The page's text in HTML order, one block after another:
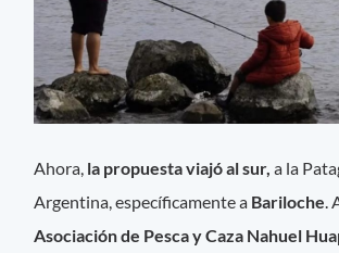
Ahora, la propuesta viajó al sur,a la
Argentina, específicamente a Bariloche .
Asociación de Pesca y Caza Nahuel